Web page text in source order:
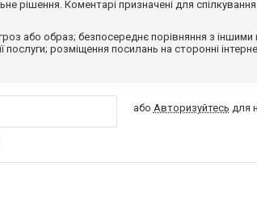
рішення. Коментарі призначені для
або образ; безпосереднє порівняння з
послуги; розміщення посилань на сторонні
або Авторизуйтесь для